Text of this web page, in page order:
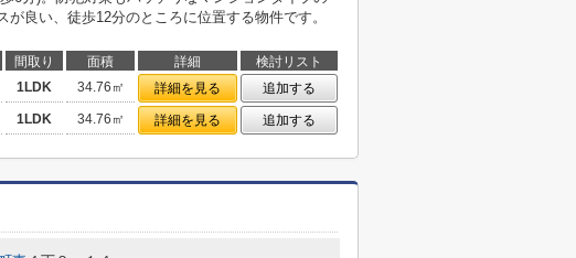
良い、徒歩12分のところに位置する物件です。
間取り 面積 詳細
検討リスト
1LDK 34.76㎡ 詳細を見る
追加する
1LDK 34.76㎡ 詳細を見る 追加する